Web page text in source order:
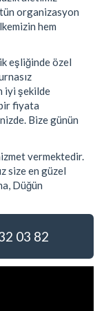
organizasyon
hem
eşliğinde özel
iyi şekilde
fiyata
Bize günün
vermektedir.
size en güzel
Düğün
03 82